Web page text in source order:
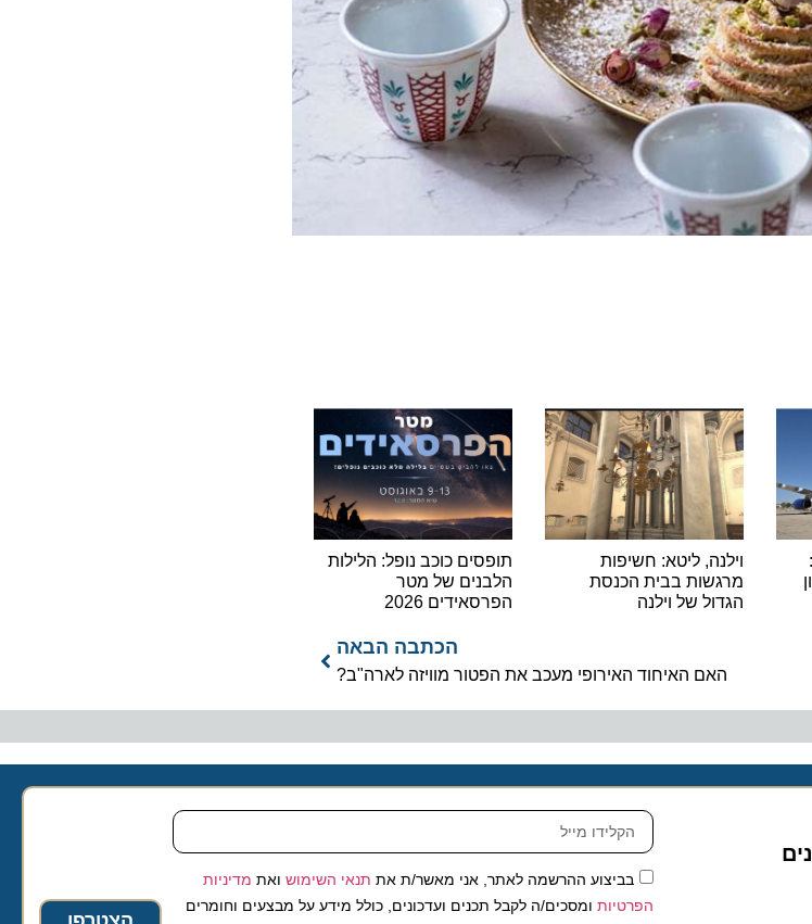
וילנה, ליטא: חשיפות
מרגשות בבית הכנסת
הגדול של וילנה
תופסים כוכב נופל: הלילות
הלבנים של מטר
הפרסאידים 2026
הכתבה הבאה
האם האיחוד האירופי מעכב את הפטור מוויזה לארה"ב?
בביצוע ההרשמה לאתר, אני מאשר/ת אתתנאי השימושואת מדיניות
הפרטיותומסכים/ה לקבל תכנים ועדכונים, כולל מידע על מבצעים וחומרים